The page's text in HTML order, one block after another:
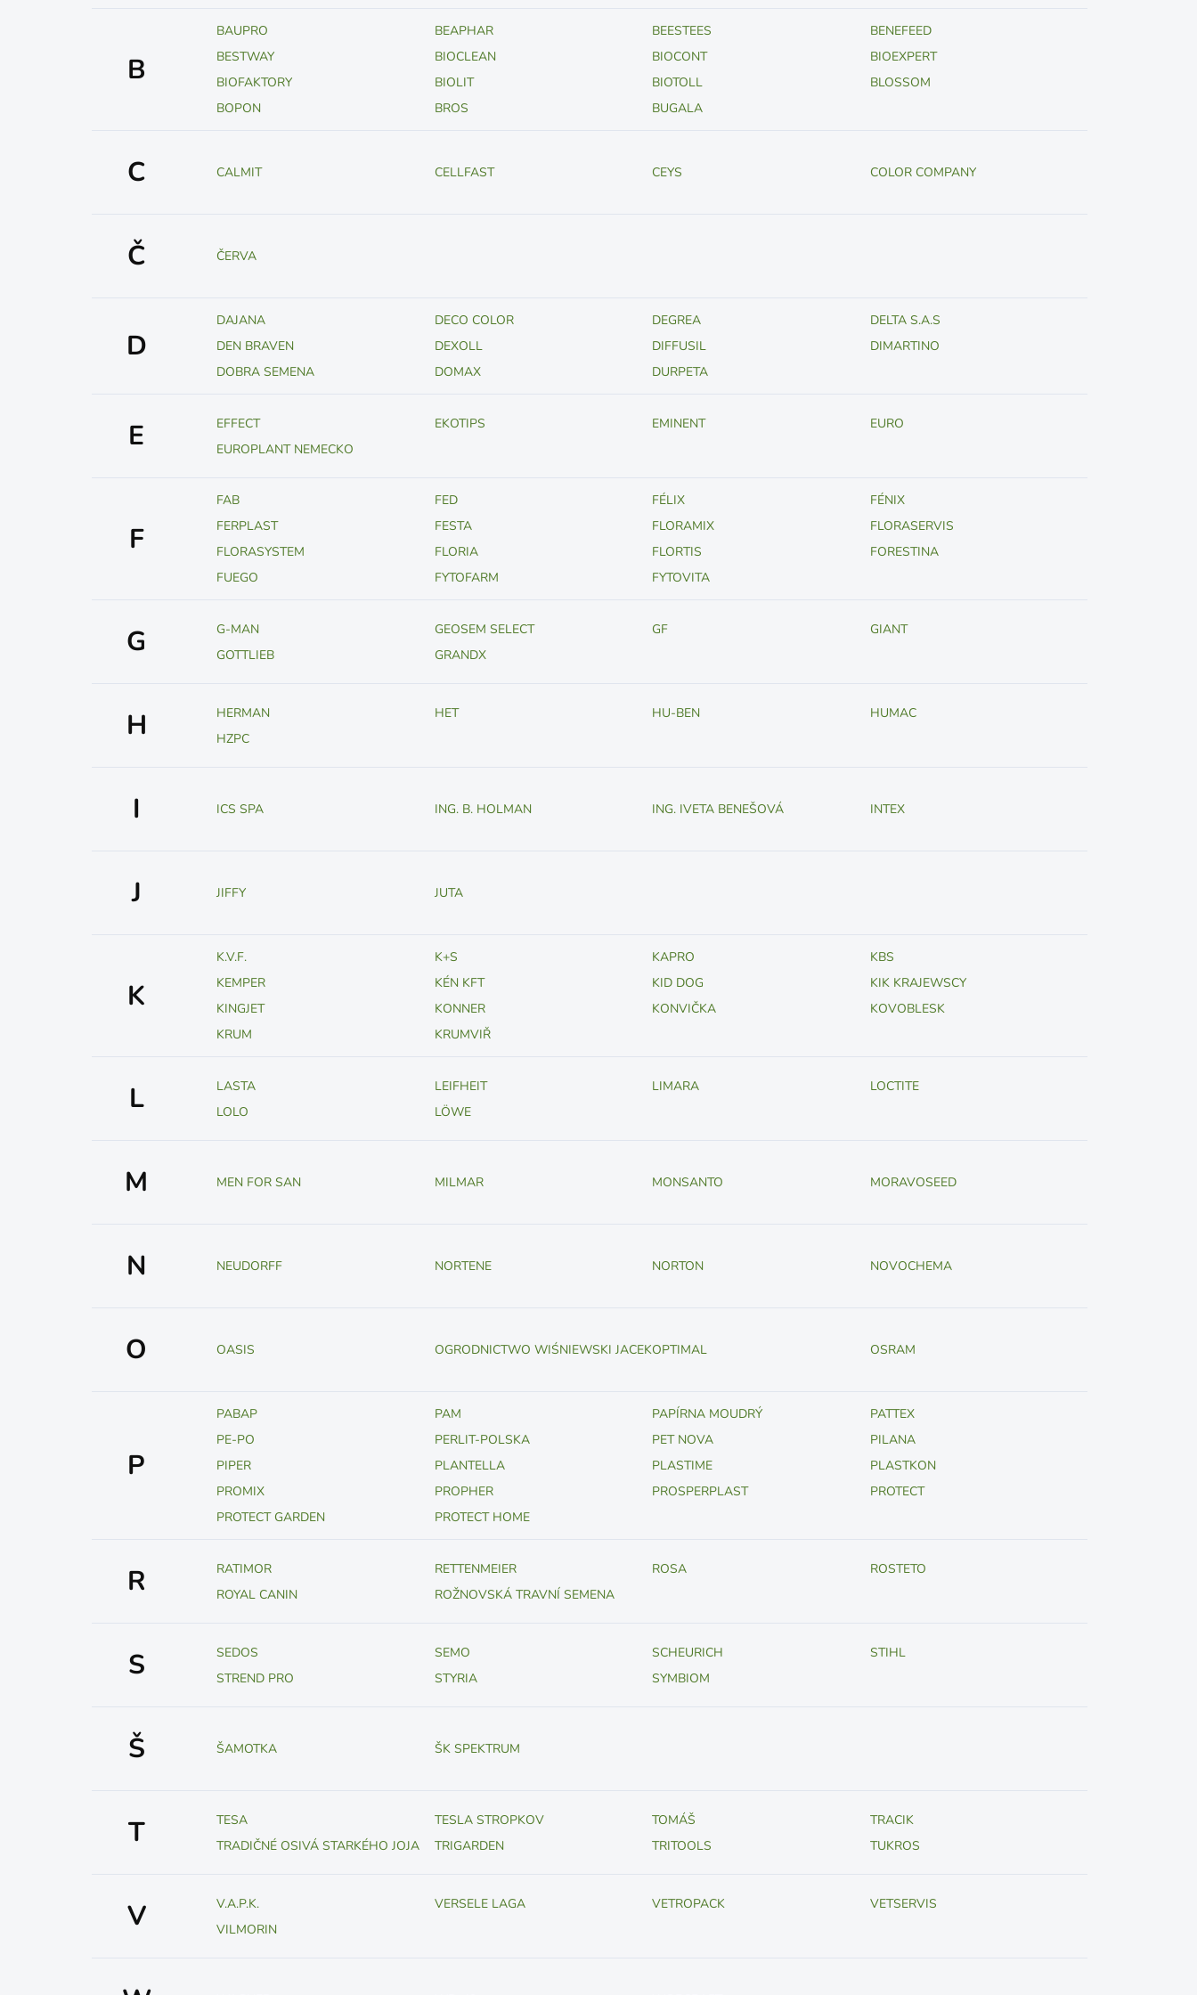
B
BAUPRO BEAPHAR BEESTEES
BENEFEED
BESTWAY
BIOCLEAN BIOCONT
BIOEXPERT
BIOFAKTORY
BIOLIT BIOTOLL
BLOSSOM
BOPON
BROS BUGALA
C CALMIT CELLFAST CEYS COLOR COMPANY
Č ČERVA
D
DAJANA DECO COLOR DEGREA
DELTA S.A.S
DEN BRAVEN
DEXOLL DIFFUSIL
DIMARTINO
DOBRA SEMENA
DOMAX DURPETA
E EFFECT EKOTIPS EMINENT
EURO
EUROPLANT NEMECKO
F
FAB FED FÉLIX
FÉNIX
FERPLAST
FESTA FLORAMIX
FLORASERVIS
FLORASYSTEM
FLORIA FLORTIS
FORESTINA
FUEGO
FYTOFARM FYTOVITA
G G-MAN GEOSEM SELECT GF
GIANT
GOTTLIEB
GRANDX
H HERMAN HET HU-BEN
HUMAC
HZPC
I ICS SPA ING. B. HOLMAN ING. IVETA BENEŠOVÁ INTEX
J JIFFY JUTA
K
K.V.F. K+S KAPRO
KBS
KEMPER
KÉN KFT KID DOG
KIK KRAJEWSCY
KINGJET
KONNER KONVIČKA
KOVOBLESK
KRUM
KRUMVIŘ
L LASTA LEIFHEIT LIMARA
LOCTITE
LOLO
LÖWE
M MEN FOR SAN MILMAR MONSANTO MORAVOSEED
N NEUDORFF NORTENE NORTON NOVOCHEMA
O OASIS OGRODNICTWO WIŚNIEWSKI JACEKOPTIMAL OSRAM
P
PABAP PAM PAPÍRNA MOUDRÝ
PATTEX
PE-PO
PERLIT-POLSKA PET NOVA
PILANA
PIPER
PLANTELLA PLASTIME
PLASTKON
PROMIX
PROPHER PROSPERPLAST
PROTECT
PROTECT GARDEN
PROTECT HOME
R RATIMOR RETTENMEIER ROSA
ROSTETO
ROYAL CANIN
ROŽNOVSKÁ TRAVNÍ SEMENA
S SEDOS SEMO SCHEURICH
STIHL
STREND PRO
STYRIA SYMBIOM
Š ŠAMOTKA ŠK SPEKTRUM
T TESA TESLA STROPKOV TOMÁŠ
TRACIK
TRADIČNÉ OSIVÁ STARKÉHO JOJA
TRIGARDEN TRITOOLS TUKROS
V V.A.P.K. VERSELE LAGA VETROPACK
VETSERVIS
VILMORIN